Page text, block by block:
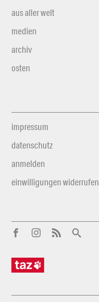
aus aller welt
medien
archiv
osten
impressum
datenschutz
anmelden
einwilligungen widerrufen